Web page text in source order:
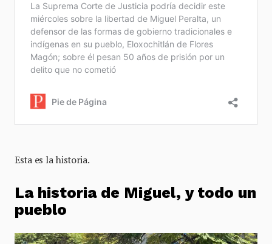
Esta es la historia.
La historia de Miguel, y todo un
pueblo